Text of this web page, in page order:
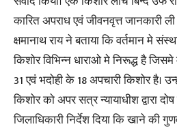
कारित अपराध एवं जीवनवृत्त जानकारी
क्षमानाथ राय ने बताया कि वर्तमान मे
किशोर विभिन्न धाराओ मे निरूद्ध है
31 एवं भदोही के 18 अपचारी किशोर है।
किशोर को अपर सत्र न्यायाधीश द्वारा
जिलाधिकारी निर्देश दिया कि खाने की